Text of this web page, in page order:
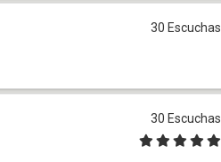
30 Escuchas
30 Escuchas